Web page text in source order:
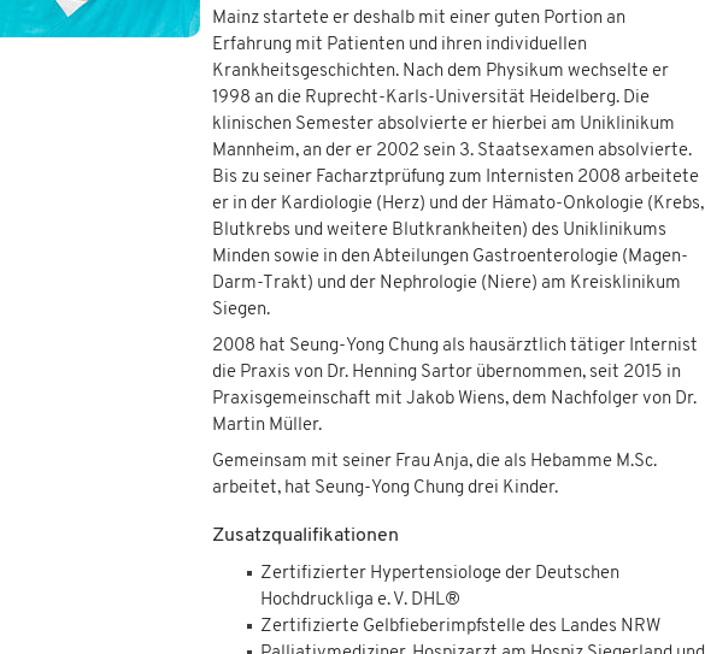
Mainz startete er deshalb mit einer guten Portion an
Erfahrung mit Patienten und ihren individuellen
Krankheitsgeschichten. Nach dem Physikum wechselte er
1998 an die Ruprecht-Karls-Universität Heidelberg. Die
klinischen Semester absolvierte er hierbei am Uniklinikum
Mannheim, an der er 2002 sein 3. Staatsexamen absolvierte.
Bis zu seiner Facharztprüfung zum Internisten 2008 arbeitete
er in der Kardiologie (Herz) und der Hämato-Onkologie (Krebs,
Blutkrebs und weitere Blutkrankheiten) des Uniklinikums
Minden sowie in den Abteilungen Gastroenterologie (Magen-
Darm-Trakt) und der Nephrologie (Niere) am Kreisklinikum
Siegen.
2008 hat Seung-Yong Chung als hausärztlich tätiger Internist
die Praxis von Dr. Henning Sartor übernommen, seit 2015 in
Praxisgemeinschaft mit Jakob Wiens, dem Nachfolger von Dr.
Martin Müller.
Gemeinsam mit seiner Frau Anja, die als Hebamme M.Sc.
arbeitet, hat Seung-Yong Chung drei Kinder.
Zusatzqualifikationen
Zertifizierter Hypertensiologe der Deutschen
Hochdruckliga e. V. DHL®
Zertifizierte Gelbfieberimpfstelle des Landes NRW